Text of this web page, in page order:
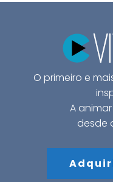
O primeiro e
A
desde